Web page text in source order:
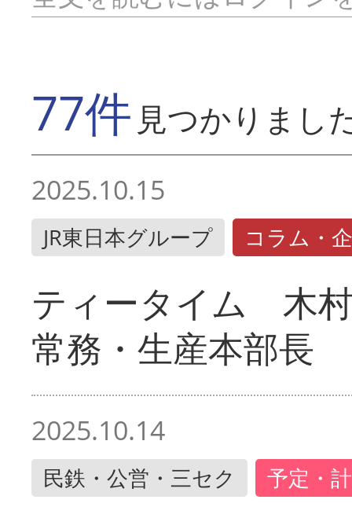
77件 見つかりまし
2025.10.15
JR東日本グループ コラム・
ティータイム 木
常務・生産本部長
2025.10.14
民鉄・公営・三セク 予定・